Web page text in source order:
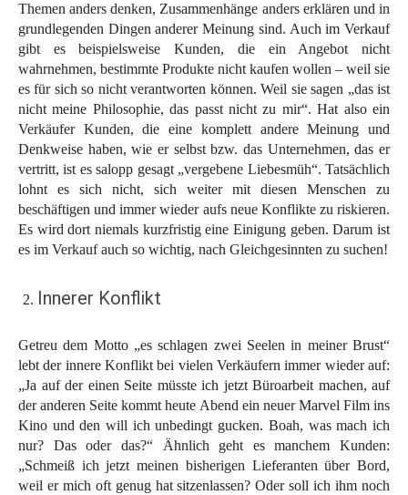
Themen anders denken, Zusammenhänge anders erklären und in
grundlegenden Dingen anderer Meinung sind. Auch im Verkauf
gibt es beispielsweise Kunden, die ein Angebot nicht
wahrnehmen, bestimmte Produkte nicht kaufen wollen – weil sie
es für sich so nicht verantworten können. Weil sie sagen „das ist
nicht meine Philosophie, das passt nicht zu mir“. Hat also ein
Verkäufer Kunden, die eine komplett andere Meinung und
Denkweise haben, wie er selbst bzw. das Unternehmen, das er
vertritt, ist es salopp gesagt „vergebene Liebesmüh“. Tatsächlich
lohnt es sich nicht, sich weiter mit diesen Menschen zu
beschäftigen und immer wieder aufs neue Konflikte zu riskieren.
Es wird dort niemals kurzfristig eine Einigung geben. Darum ist
es im Verkauf auch so wichtig, nach Gleichgesinnten zu suchen!
Innerer Konflikt
Getreu dem Motto „es schlagen zwei Seelen in meiner Brust“
lebt der innere Konflikt bei vielen Verkäufern immer wieder auf:
„Ja auf der einen Seite müsste ich jetzt Büroarbeit machen, auf
der anderen Seite kommt heute Abend ein neuer Marvel Film ins
Kino und den will ich unbedingt gucken. Boah, was mach ich
nur? Das oder das?“ Ähnlich geht es manchem Kunden:
„Schmeiß ich jetzt meinen bisherigen Lieferanten über Bord,
weil er mich oft genug hat sitzenlassen? Oder soll ich ihm noch